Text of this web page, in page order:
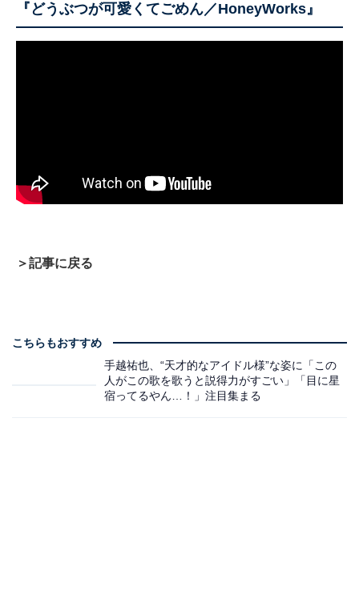
『どうぶつが可愛くてごめん／HoneyWorks』
＞記事に戻る
こちらもおすすめ
手越祐也、“天才的なアイドル様”な姿に「この
人がこの歌を歌うと説得力がすごい」「目に星
宿ってるやん…！」注目集まる